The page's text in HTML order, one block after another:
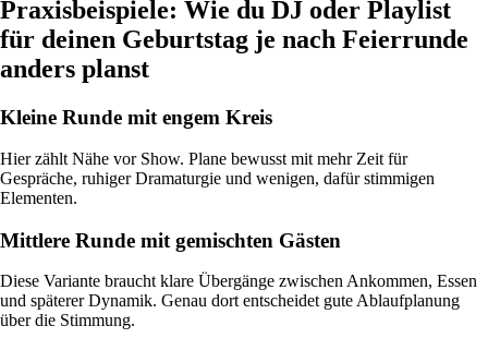
Praxisbeispiele: Wie du DJ oder Playlist
für deinen Geburtstag je nach Feierrunde
anders planst
Kleine Runde mit engem Kreis
Hier zählt Nähe vor Show. Plane bewusst mit mehr Zeit für
Gespräche, ruhiger Dramaturgie und wenigen, dafür stimmigen
Elementen.
Mittlere Runde mit gemischten Gästen
Diese Variante braucht klare Übergänge zwischen Ankommen, Essen
und späterer Dynamik. Genau dort entscheidet gute Ablaufplanung
über die Stimmung.